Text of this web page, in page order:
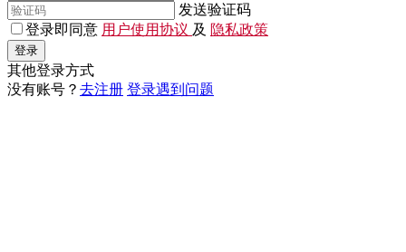
发送验证码
登录即同意 用户使用协议 及 隐私政策
登录
其他登录方式
没有账号？ 去注册 登录遇到问题